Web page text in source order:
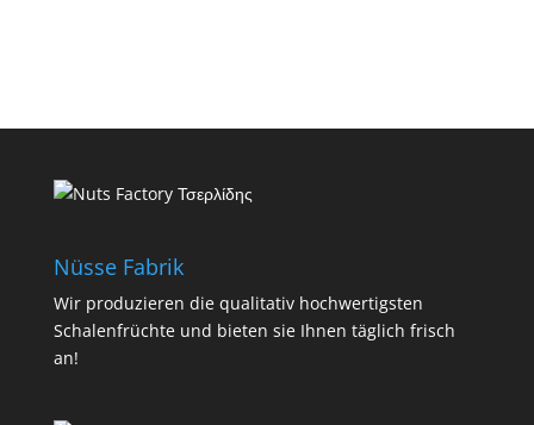
Nüsse Fabrik
Wir produzieren die qualitativ hochwertigsten
Schalenfrüchte und bieten sie Ihnen täglich frisch
an!